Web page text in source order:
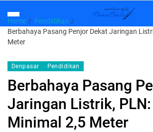
Home
Pendidikan
Berbahaya Pasang Penjor Dekat Jaringan
Meter
Denpasar Pendidikan
Berbahaya Pasang
Jaringan Listrik,
Minimal 2,5 Meter